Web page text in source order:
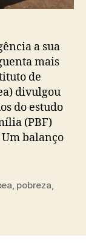
a sua
mais
de
divulgou
do estudo
(PBF)
balanço
, pobreza,